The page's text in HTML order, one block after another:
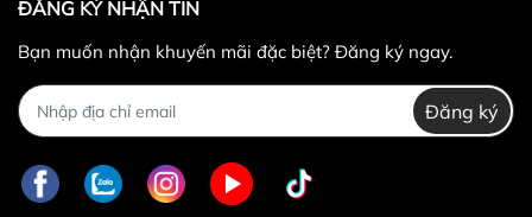
ĐĂNG KÝ NHẬN TIN
Bạn muốn nhận khuyến mãi đặc biệt? Đăng ký ngay.
Đăng ký